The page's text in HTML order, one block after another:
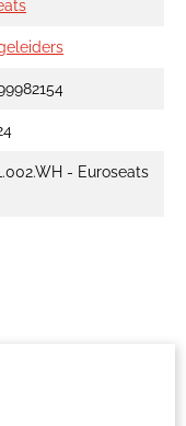
- Euroseats